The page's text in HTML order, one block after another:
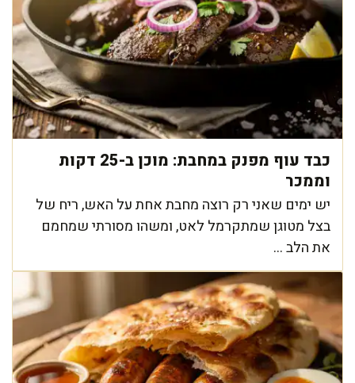
כבד עוף מפנק במחבת: מוכן ב-25 דקות
וממכר
יש ימים שאני רק רוצה מחבת אחת על האש, ריח של
בצל מטוגן שמתקרמל לאט, ומשהו מסורתי שמחמם
את הלב ...